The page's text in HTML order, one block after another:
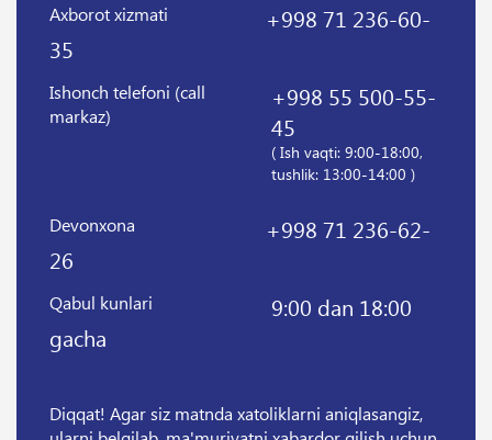
Axborot xizmati
+998 71 236-60-
35
Ishonch telefoni (call
markaz)
+998 55 500-55-
45
( Ish vaqti: 9:00-18:00,
tushlik: 13:00-14:00 )
Devonxona
+998 71 236-62-
26
Qabul kunlari
9:00 dan 18:00
gacha
Diqqat! Agar siz matnda xatoliklarni aniqlasangiz,